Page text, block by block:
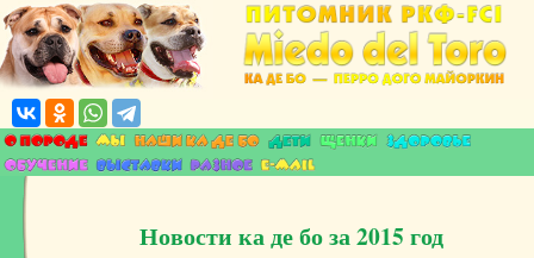
Новости ка де бо за 2015 год